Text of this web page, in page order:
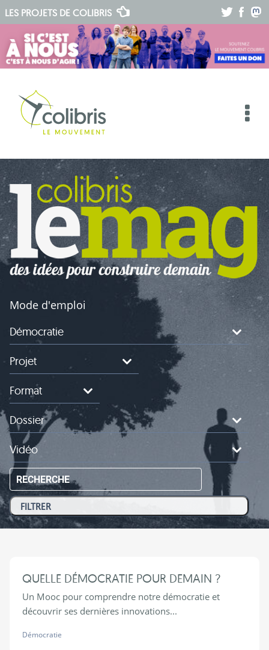
LES PROJETS DE COLIBRIS
Mode d'emploi
Démocratie
Projet
Format
Dossier
Vidéo
RECHERCHE
QUELLE DÉMOCRATIE POUR DEMAIN ?
Un Mooc pour comprendre notre démocratie et
découvrir ses dernières innovations...
Démocratie